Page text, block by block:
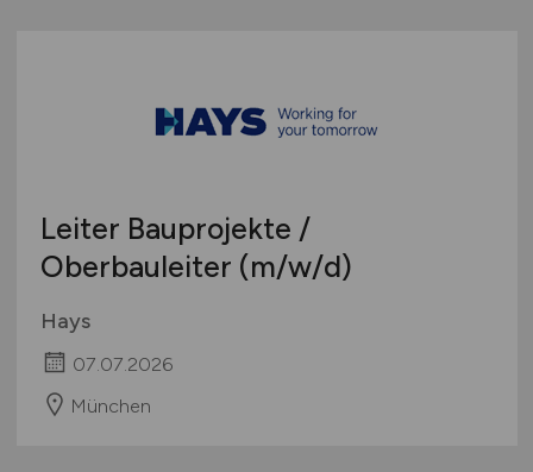
Leiter Bauprojekte /
Oberbauleiter (m/w/d)
Hays
07.07.2026
München